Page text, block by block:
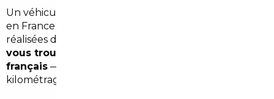
Un véhicule commandé via ce canal, une fois importé
en France avec toutes les démarches administratives
réalisées dans les règles, est
vous trouveriez chez un concessionnaire
français — même garantie constructeur, même
kilométrage zéro, même conformité technique.